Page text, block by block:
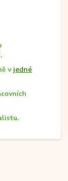
v jedné